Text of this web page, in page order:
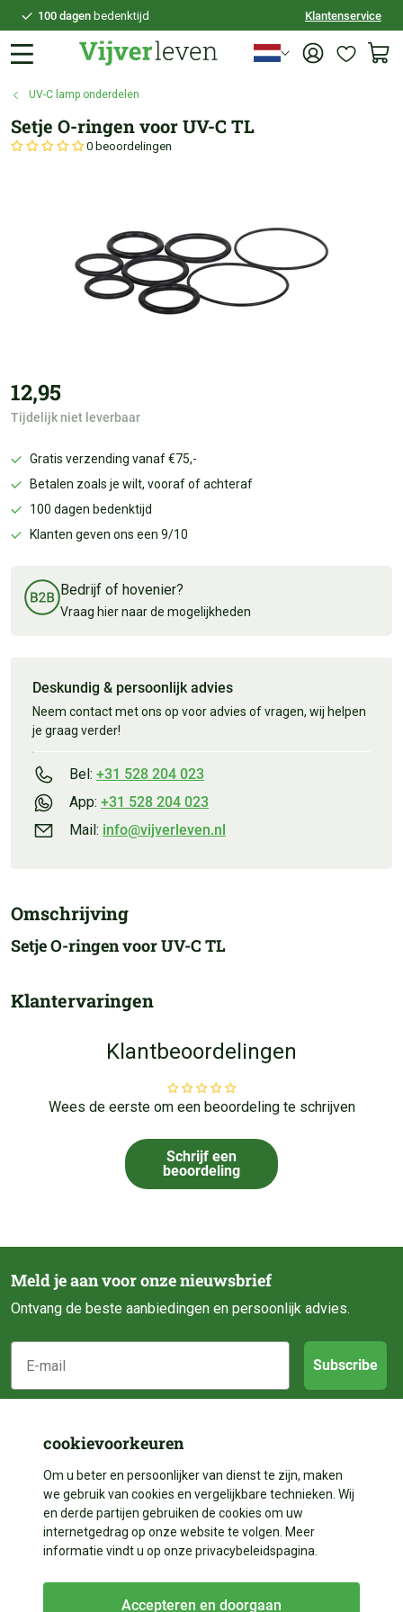
100 dagen bedenktijd
achteraf betalen
Klantenservice
UV-C lamp onderdelen
Setje O-ringen voor UV-C TL
0 beoordelingen
12,95
Tijdelijk niet leverbaar
Gratis verzending vanaf €75,-
Betalen zoals je wilt, vooraf of achteraf
100 dagen bedenktijd
Klanten geven ons een 9/10
Bedrijf of hovenier?
Vraag hier naar de mogelijkheden
Deskundig & persoonlijk advies
Neem contact met ons op voor advies of vragen, wij helpen
je graag verder!
Bel: +31 528 204 023
App: +31 528 204 023
Mail: info@vijverleven.nl
Omschrijving
Setje O-ringen voor UV-C TL
Klantervaringen
Klantbeoordelingen
Wees de eerste om een beoordeling te schrijven
Schrijf een
beoordeling
Meld je aan voor onze nieuwsbrief
Ontvang de beste aanbiedingen en persoonlijk advies.
E-mail
Subscribe
Klantenservice
Over ons
Contact
Betalen
Bezorgen
Categorieën
Vijveraanleg
Vijverdecoratie
Volg ons
cookievoorkeuren
Om u beter en persoonlijker van dienst te zijn, maken
we gebruik van cookies en vergelijkbare technieken. Wij
en derde partijen gebruiken de cookies om uw
internetgedrag op onze website te volgen. Meer
informatie vindt u op onze privacybeleidspagina.
Accepteren en doorgaan